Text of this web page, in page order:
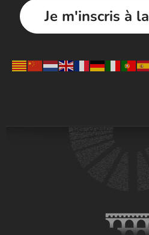
Je m'inscris à